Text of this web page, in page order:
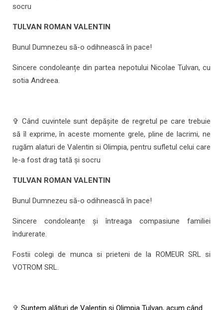
socru
TULVAN ROMAN VALENTIN
Bunul Dumnezeu să-o odihnească în pace!
Sincere condoleanțe din partea nepotului Nicolae Tulvan, cu
sotia Andreea.
✞ Când cuvintele sunt depășite de regretul pe care trebuie
să îl exprime, în aceste momente grele, pline de lacrimi, ne
rugăm alaturi de Valentin si Olimpia, pentru sufletul celui care
le-a fost drag tată și socru
TULVAN ROMAN VALENTIN
Bunul Dumnezeu să-o odihnească în pace!
Sincere condoleanțe și întreaga compasiune familiei
îndurerate.
Fostii colegi de munca si prieteni de la ROMEUR SRL si
VOTROM SRL.
✞ Suntem alături de Valentin și Olimpia Tulvan, acum când